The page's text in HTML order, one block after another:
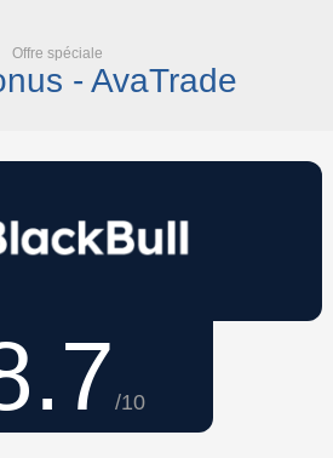
Offre spéciale
- AvaTrade
/10